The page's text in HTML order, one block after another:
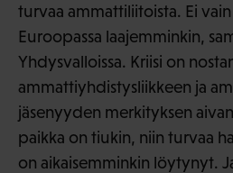
turvaa ammattiliitoista. Ei vain
Euroopassa laajemminkin,
Yhdysvalloissa. Kriisi on
ammattiyhdistysliikkeen ja
jäsenyyden merkityksen
paikka on tiukin, niin turvaa
on aikaisemminkin löytynyt.